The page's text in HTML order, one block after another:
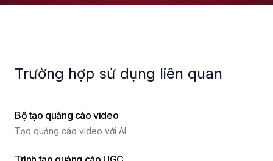
Trường hợp sử dụng liên quan
Bộ tạo quảng cáo video
Tạo quảng cáo video với AI